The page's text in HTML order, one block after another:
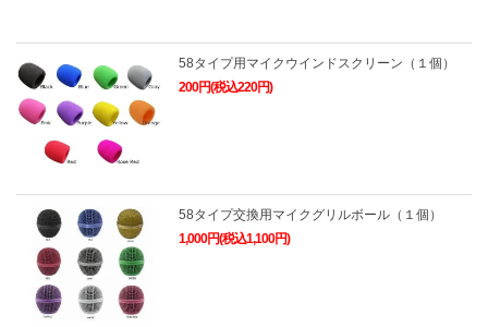
58タイプ用マイクウインドスクリーン（１個）
200円(税込220円)
58タイプ交換用マイクグリルボール（１個）
1,000円(税込1,100円)